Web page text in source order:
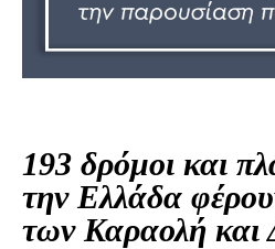
193 δρόμοι και
την Ελλάδα
των Καραολή και